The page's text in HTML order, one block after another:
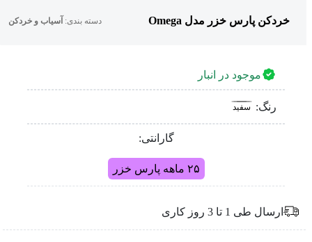
خردکن پارس خزر مدل Omega دسته بندی:آسیاب و خردکن
موجود در انبار
رنگ: سفید
گارانتی:
۲۵ ماهه پارس خزر
ارسال طی 1 تا 3 روز کاری